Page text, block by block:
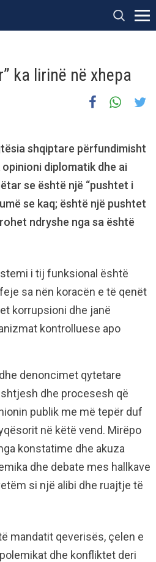
ka lirinë në xhepa
shqiptare përfundimisht
diplomatik dhe ai
se është një “pushtet i
se kaq; është një pushtet
ndryshe nga sa është
i tij funksional është
sa nën koracën e të qenët
korrupsioni dhe janë
kontrolluese apo
denoncimet qytetare
dhe procesesh që
publik me më tepër duf
në këtë vend. Mirëpo
konstatime dhe akuza
dhe debate mes hallkave
si një alibi dhe ruajtje të
mandatit qeverisës, çelen e
dhe konfliktet deri